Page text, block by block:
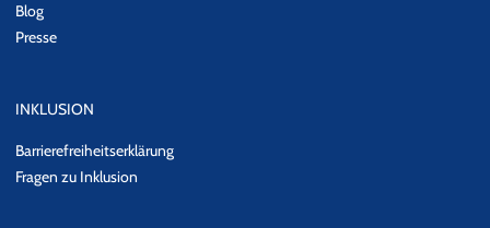
Blog
Presse
INKLUSION
Barrierefreiheitserklärung
Fragen zu Inklusion